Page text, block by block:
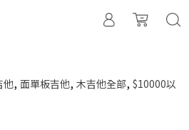
他, 面單板吉他, 木吉他全部, $10000以